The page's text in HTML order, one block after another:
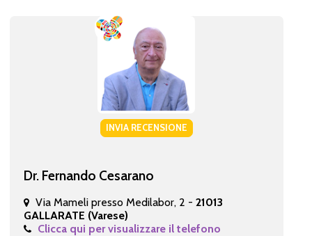
INVIA RECENSIONE
Dr. Fernando Cesarano
Via Mameli presso Medilabor, 2 - 21013
GALLARATE (Varese)
Clicca qui per visualizzare il telefono